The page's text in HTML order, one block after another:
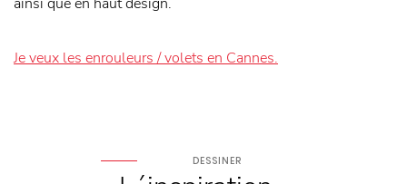
Je veux les enrouleurs / volets en Cannes.
DESSINER